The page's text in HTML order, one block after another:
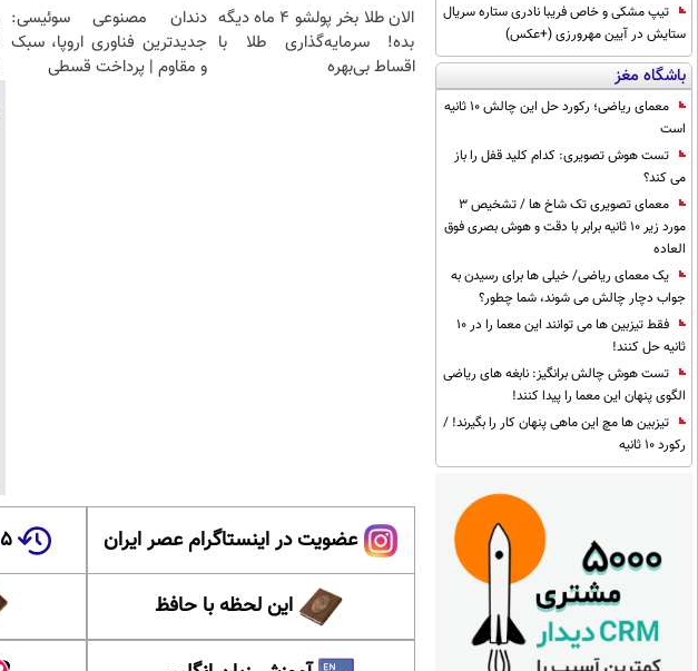
تیپ مشکی و خاص فریبا نادری ستاره سریال
ستایش در آیین مهرورزی (+عکس)
باشگاه مغز
معمای ریاضی؛ رکورد حل این چالش 10 ثانیه
است
تست هوش تصویری: کدام کلید قفل را باز
می کند؟
معمای تصویری تک شاخ ها / تشخیص 3
مورد زیر 10 ثانیه برابر با دقت و هوش بصری فوق
العاده
یک معمای ریاضی/ خیلی ها برای رسیدن به
جواب دچار چالش می شوند، شما چطور؟
فقط تیزبین ها می توانند این معما را در 10
ثانیه حل کنند!
تست هوش چالش برانگیز: نابغه های ریاضی
الگوی پنهان این معما را پیدا کنند!
تیزبین ها مچ این ماهی پنهان کار را بگیرند! /
رکورد 10 ثانیه
الان طلا بخر پولشو 4 ماه دیگه
بده! سرمایه‌گذاری طلا با
اقساط بی‌بهره
دندان مصنوعی سوئیسی:
جدیدترین فناوری اروپا، سبک
و مقاوم | پرداخت قسطی
عضویت در اینستاگرام عصر ایران ۱۵ سال
این لحظه با حافظ